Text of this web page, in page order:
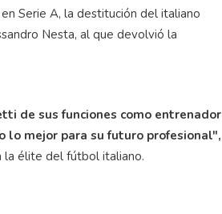
Serie A, la destitución del italiano
Nesta, al que devolvió la
de sus funciones como entrenador
lo mejor para su futuro profesional",
la élite del fútbol italiano.